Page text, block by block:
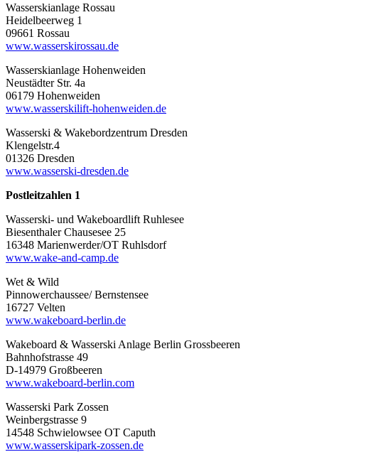
Wasserskianlage Rossau
Heidelbeerweg 1
09661 Rossau
www.wasserskirossau.de
Wasserskianlage Hohenweiden
Neustädter Str. 4a
06179 Hohenweiden
www.wasserskilift-hohenweiden.de
Wasserski & Wakebordzentrum Dresden
Klengelstr.4
01326 Dresden
www.wasserski-dresden.de
Postleitzahlen 1
Wasserski- und Wakeboardlift Ruhlesee
Biesenthaler Chausesee 25
16348 Marienwerder/OT Ruhlsdorf
www.wake-and-camp.de
Wet & Wild
Pinnowerchaussee/ Bernstensee
16727 Velten
www.wakeboard-berlin.de
Wakeboard & Wasserski Anlage Berlin Grossbeeren
Bahnhofstrasse 49
D-14979 Großbeeren
www.wakeboard-berlin.com
Wasserski Park Zossen
Weinbergstrasse 9
14548 Schwielowsee OT Caputh
www.wasserskipark-zossen.de